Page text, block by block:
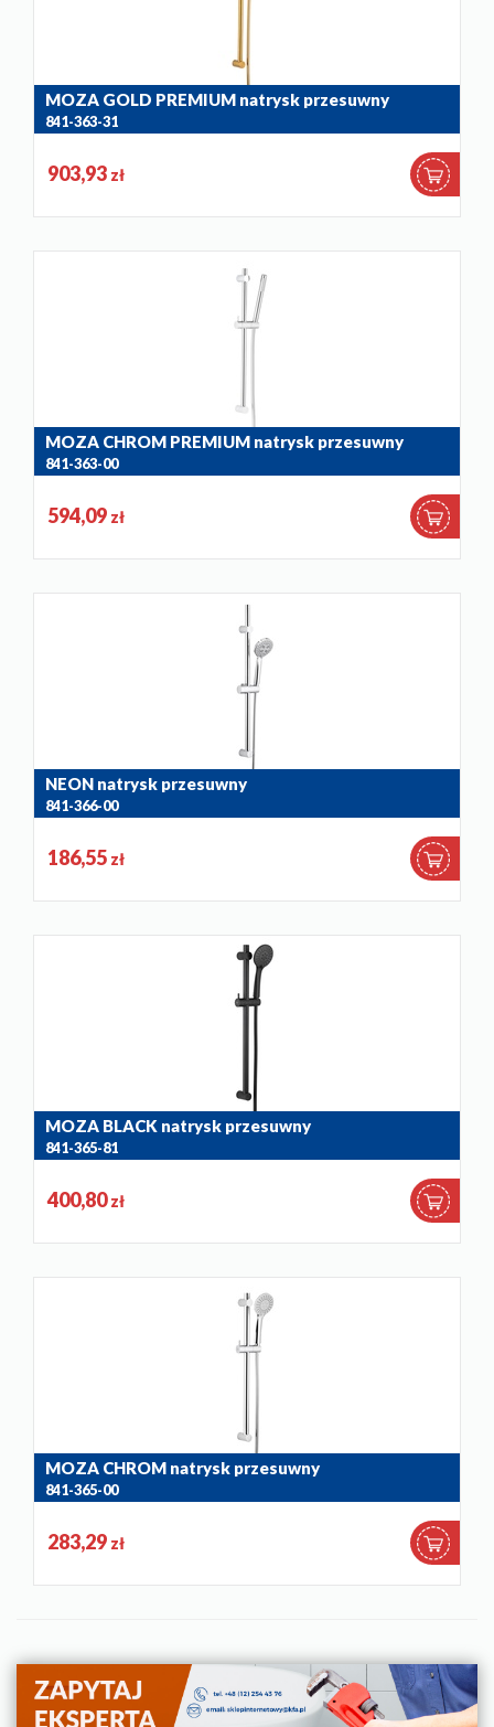
MOZA GOLD PREMIUM natrysk przesuwny
841-363-31
903,93 zł
MOZA CHROM PREMIUM natrysk przesuwny
841-363-00
594,09 zł
NEON natrysk przesuwny
841-366-00
186,55 zł
MOZA BLACK natrysk przesuwny
841-365-81
400,80zł
MOZA CHROM natrysk przesuwny
841-365-00
283,29 zł